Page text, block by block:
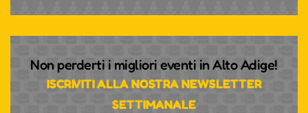
Non perderti i migliori eventi in Alto Adige!
ISCRIVITI ALLA NOSTRA NEWSLETTER
SETTIMANALE